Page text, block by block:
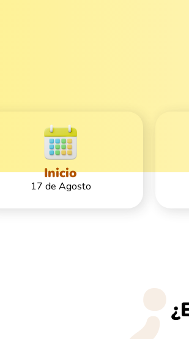
Inicio
17 de Agosto